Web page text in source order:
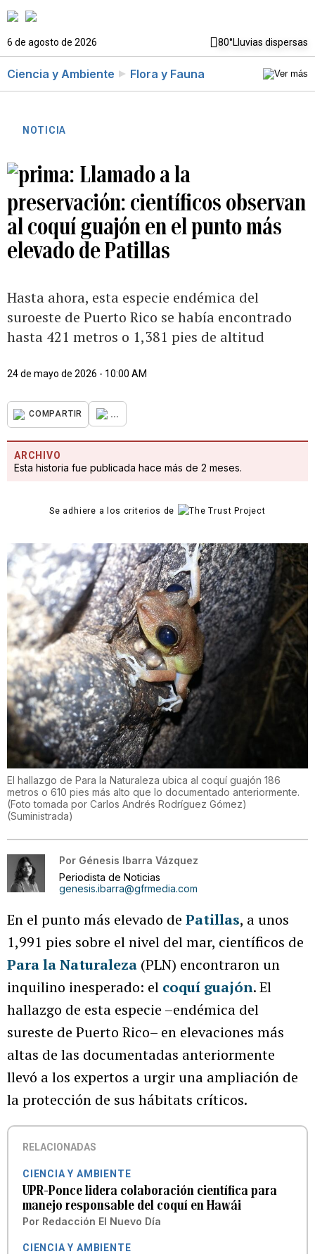
6 de agosto de 2026 80°Lluvias dispersas
Ciencia y Ambiente Flora y Fauna
NOTICIA
Llamado a la
preservación: científicos observan
al coquí guajón en el punto más
elevado de Patillas
Hasta ahora, esta especie endémica del
suroeste de Puerto Rico se había encontrado
hasta 421 metros o 1,381 pies de altitud
24 de mayo de 2026 - 10:00 AM
COMPARTIR ...
ARCHIVO
Esta historia fue publicada hace más de 2 meses.
Se adhiere a los criterios de
El hallazgo de Para la Naturaleza ubica al coquí guajón 186
metros o 610 pies más alto que lo documentado anteriormente.
(Foto tomada por Carlos Andrés Rodríguez Gómez)
(Suministrada)
Por Génesis Ibarra Vázquez
Periodista de Noticias
genesis.ibarra@gfrmedia.com
En el punto más elevado de Patillas, a unos
1,991 pies sobre el nivel del mar, científicos de
Para la Naturaleza (PLN) encontraron un
inquilino inesperado: el coquí guajón. El
hallazgo de esta especie –endémica del
sureste de Puerto Rico– en elevaciones más
altas de las documentadas anteriormente
llevó a los expertos a urgir una ampliación de
la protección de sus hábitats críticos.
RELACIONADAS
CIENCIA Y AMBIENTE
UPR-Ponce lidera colaboración científica para
manejo responsable del coquí en Hawái
Por Redacción El Nuevo Día
CIENCIA Y AMBIENTE